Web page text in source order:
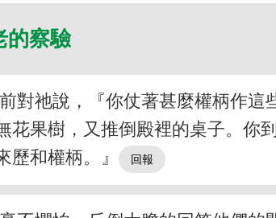
的察驗
對祂說，『你仗著甚麼權柄作這
果樹，又推倒殿裡的桌子。你
和權柄。』